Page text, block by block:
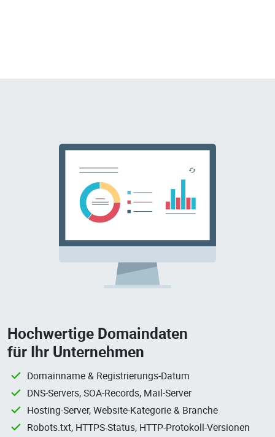
Hochwertige Domaindaten
für Ihr Unternehmen
Domainname & Registrierungs-Datum
DNS-Servers, SOA-Records, Mail-Server
Hosting-Server, Website-Kategorie & Branche
Robots.txt, HTTPS-Status, HTTP-Protokoll-Versionen